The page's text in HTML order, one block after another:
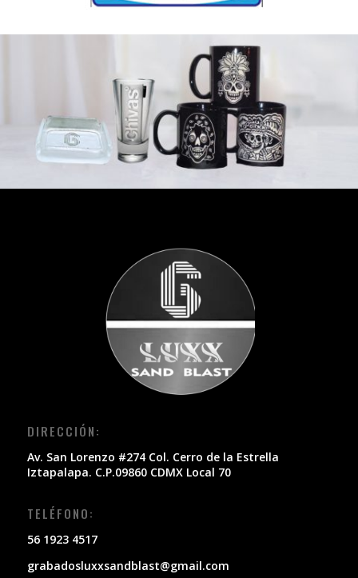
DIRECCIÓN:
Av. San Lorenzo #274 Col. Cerro de la Estrella
Iztapalapa. C.P.09860 CDMX Local 70
TELÉFONO:
56 1923 4517
grabadosluxxsandblast@gmail.com